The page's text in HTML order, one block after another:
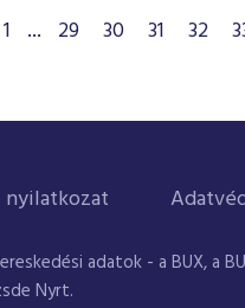
1 ... 29 30 31 32
nyilatkozat
adatok - a BUX, a
Nyrt.